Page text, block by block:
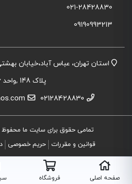
021-28428830
09190993213
استان تهران، عباس آباد،خیابان
پلاک 148 ,واحد 6
02128428830
تمامی حقوق برای سایت ما
قوانین و مقررات
حریم خصوصی
صفحه اصلی فروشگاه